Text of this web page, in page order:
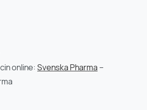
online: Svenska Pharma –